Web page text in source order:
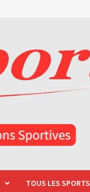
TOUS LES SPORTS